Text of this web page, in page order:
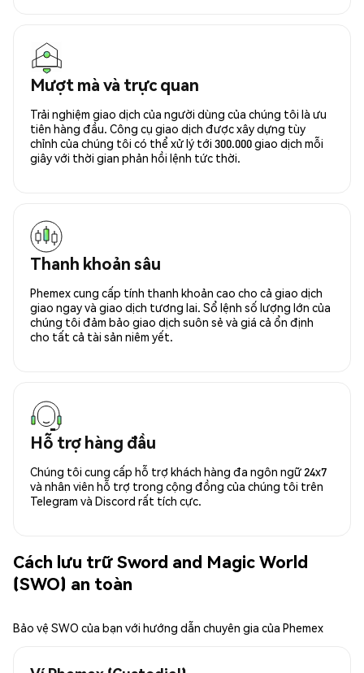
Mượt mà và trực quan
Trải nghiệm giao dịch của người dùng của chúng tôi là ưu
tiên hàng đầu. Công cụ giao dịch được xây dựng tùy
chỉnh của chúng tôi có thể xử lý tới 300.000 giao dịch mỗi
giây với thời gian phản hồi lệnh tức thời.
Thanh khoản sâu
Phemex cung cấp tính thanh khoản cao cho cả giao dịch
giao ngay và giao dịch tương lai. Sổ lệnh số lượng lớn của
chúng tôi đảm bảo giao dịch suôn sẻ và giá cả ổn định
cho tất cả tài sản niêm yết.
Hỗ trợ hàng đầu
Chúng tôi cung cấp hỗ trợ khách hàng đa ngôn ngữ 24x7
và nhân viên hỗ trợ trong cộng đồng của chúng tôi trên
Telegram và Discord rất tích cực.
Cách lưu trữ Sword and Magic World
(SWO) an toàn
Bảo vệ SWO của bạn với hướng dẫn chuyên gia của Phemex